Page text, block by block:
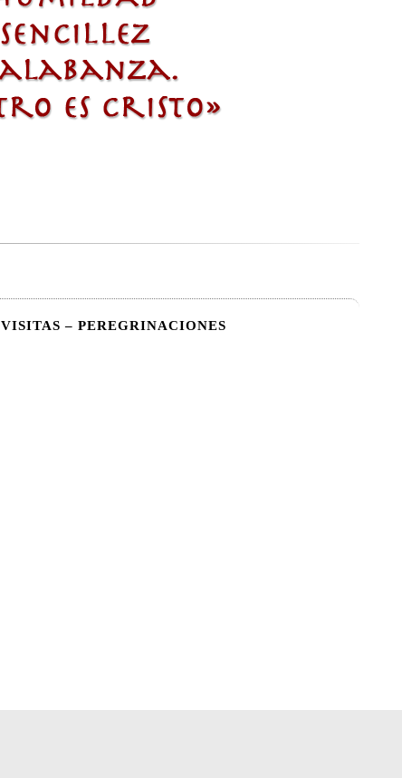
VISITAS – PEREGRINACIONES